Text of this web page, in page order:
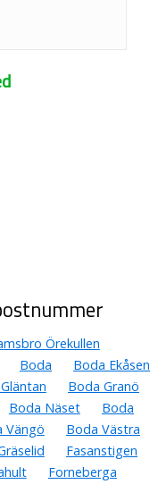
Örekullen
Boda
Boda Ekåsen
Boda Granö
Boda Näset
Boda
Vängö
Boda Västra
Fasanstigen
Forneberga